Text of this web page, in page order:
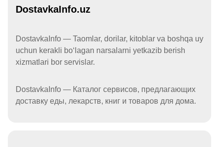
DostavkaInfo.uz
DostavkaInfo — Taomlar, dorilar, kitoblar va boshqa uy
uchun kerakli boʻlagan narsalarni yetkazib berish
xizmatlari bor servislar.
DostavkaInfo — Каталог сервисов, предлагающих
доставку еды, лекарств, книг и товаров для дома.